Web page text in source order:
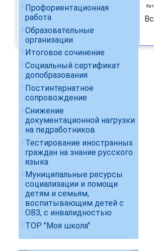
Профориентационная
работа
Образовательные
организации
Итоговое сочинение
Социальный сертификат
допобразования
Постинтернатное
сопровождение
Снижение
документационной нагрузки
на педработников
Тестирование иностранных
граждан на знание русского
языка
Муниципальные ресурсы
социализации и помощи
детям и семьям,
воспитывающим детей с
ОВЗ, с инвалидностью
ТОР "Моя школа"